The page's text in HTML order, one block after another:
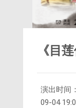
《目
演出时间： 2026-
09-04